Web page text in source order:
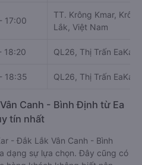
Tuấn Trung
nhà xe Tuấn Trung:
vé xe Ea Kar - Đắk Lắk Vân
Bảng tổng hợp thông